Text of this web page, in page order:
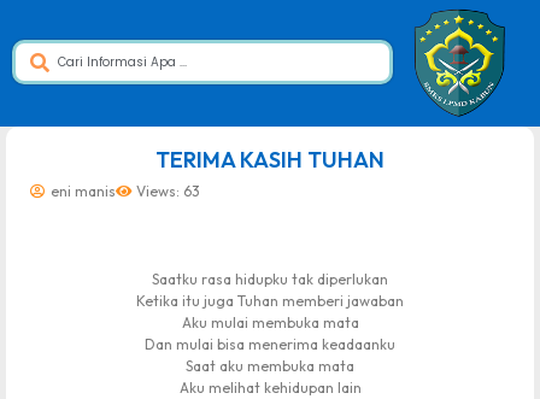
TERIMA KASIH TUHAN
eni manis Views: 63
Saatku rasa hidupku tak diperlukan
Ketika itu juga Tuhan memberi jawaban
Aku mulai membuka mata
Dan mulai bisa menerima keadaanku
Saat aku membuka mata
Aku melihat kehidupan lain